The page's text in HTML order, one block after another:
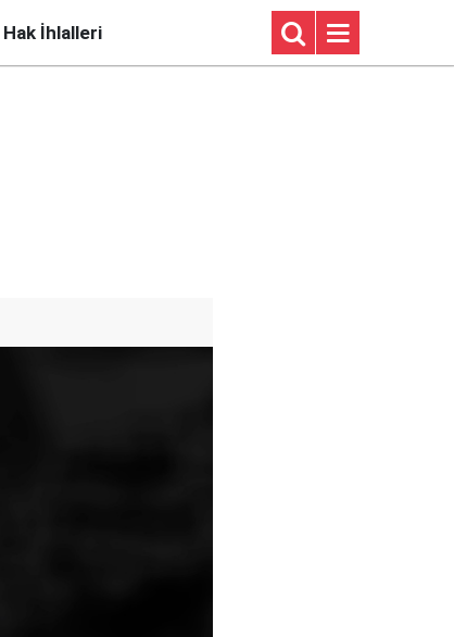
Hak İhlalleri